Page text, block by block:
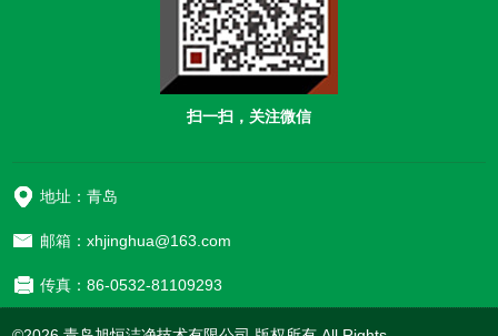
境可以有效减少细菌和微生物的滋生，确保肉
扫一扫，关注微信
地址：青岛
邮箱：xhjinghua@163.com
传真：86-0532-81109293